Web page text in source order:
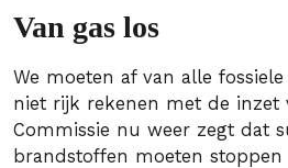
Van gas los
We moeten af van alle
niet rijk rekenen met de inzet
Commissie nu weer zegt dat
brandstoffen moeten